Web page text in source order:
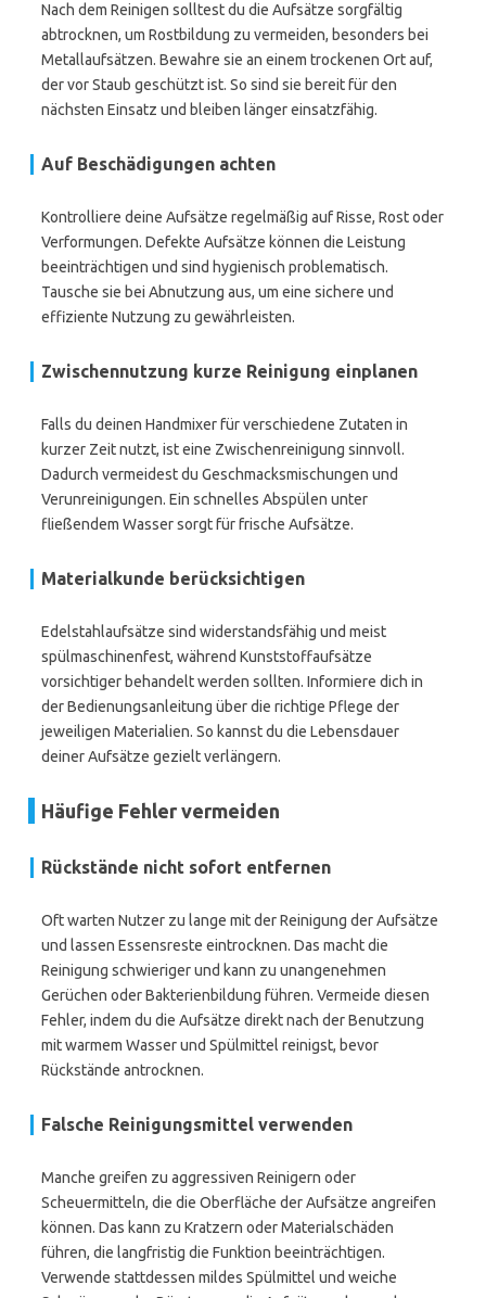
Nach dem Reinigen solltest du die Aufsätze sorgfältig
abtrocknen, um Rostbildung zu vermeiden, besonders bei
Metallaufsätzen. Bewahre sie an einem trockenen Ort auf,
der vor Staub geschützt ist. So sind sie bereit für den
nächsten Einsatz und bleiben länger einsatzfähig.
Auf Beschädigungen achten
Kontrolliere deine Aufsätze regelmäßig auf Risse, Rost oder
Verformungen. Defekte Aufsätze können die Leistung
beeinträchtigen und sind hygienisch problematisch.
Tausche sie bei Abnutzung aus, um eine sichere und
effiziente Nutzung zu gewährleisten.
Zwischennutzung kurze Reinigung einplanen
Falls du deinen Handmixer für verschiedene Zutaten in
kurzer Zeit nutzt, ist eine Zwischenreinigung sinnvoll.
Dadurch vermeidest du Geschmacksmischungen und
Verunreinigungen. Ein schnelles Abspülen unter
fließendem Wasser sorgt für frische Aufsätze.
Materialkunde berücksichtigen
Edelstahlaufsätze sind widerstandsfähig und meist
spülmaschinenfest, während Kunststoffaufsätze
vorsichtiger behandelt werden sollten. Informiere dich in
der Bedienungsanleitung über die richtige Pflege der
jeweiligen Materialien. So kannst du die Lebensdauer
deiner Aufsätze gezielt verlängern.
Häufige Fehler vermeiden
Rückstände nicht sofort entfernen
Oft warten Nutzer zu lange mit der Reinigung der Aufsätze
und lassen Essensreste eintrocknen. Das macht die
Reinigung schwieriger und kann zu unangenehmen
Gerüchen oder Bakterienbildung führen. Vermeide diesen
Fehler, indem du die Aufsätze direkt nach der Benutzung
mit warmem Wasser und Spülmittel reinigst, bevor
Rückstände antrocknen.
Falsche Reinigungsmittel verwenden
Manche greifen zu aggressiven Reinigern oder
Scheuermitteln, die die Oberfläche der Aufsätze angreifen
können. Das kann zu Kratzern oder Materialschäden
führen, die langfristig die Funktion beeinträchtigen.
Verwende stattdessen mildes Spülmittel und weiche